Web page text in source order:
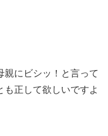
親にビシッ！と言って
正して欲しいですよ